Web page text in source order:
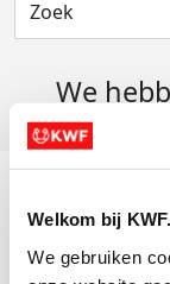
Welkom bij
We gebruiken
We